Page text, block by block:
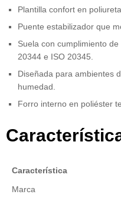
Plantilla confort en
Puente estabilizador que
Suela con cumplimiento
20344 e ISO 20345.
Diseñada para ambientes
humedad.
Forro interno en poliéster
Característica
Marca